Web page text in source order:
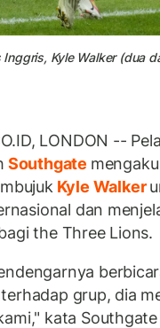
Inggris, Kyle Walker (dua
LONDON --
Southgate
Kyle Walker
dan
the Three Lions.
grup, dia
kata